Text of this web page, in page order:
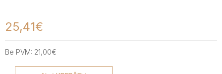
25,41€
Be PVM: 21,00€